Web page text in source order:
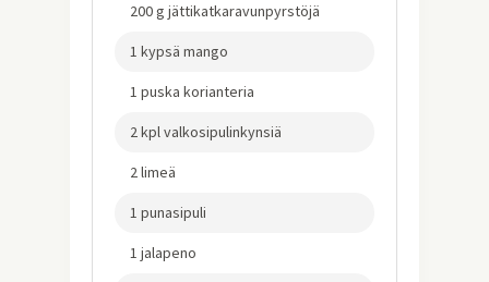
200 g jättikatkaravunpyrstöjä
1 kypsä mango
1 puska korianteria
2 kpl valkosipulinkynsiä
2 limeä
1 punasipuli
1 jalapeno